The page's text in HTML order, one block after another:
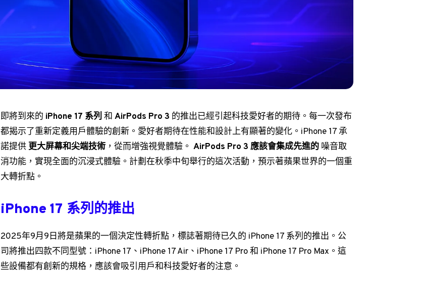
即將到來的 iPhone 17 系列和AirPods Pro 3 的推出已經引起科技愛好者的期待。每一次發布
都揭示了重新定義用戶體驗的創新。愛好者期待在性能和設計上有顯著的變化。iPhone 17 承
諾提供更大屏幕和尖端技術 ，從而增強視覺體驗。AirPods Pro 3 應該會集成先進的 噪音取
消功能，實現全面的沉浸式體驗。計劃在秋季中旬舉行的這次活動，預示著蘋果世界的一個重
大轉折點。
iPhone 17 系列的推出
2025年9月9日將是蘋果的一個決定性轉折點，標誌著期待已久的 iPhone 17 系列的推出。公
司將推出四款不同型號：iPhone 17、iPhone 17 Air、iPhone 17 Pro 和 iPhone 17 Pro Max。這
些設備都有創新的規格，應該會吸引用戶和科技愛好者的注意。